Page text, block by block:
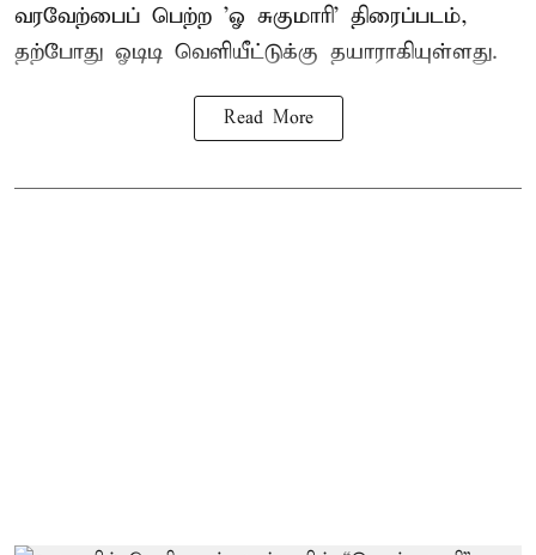
வரவேற்பைப் பெற்ற 'ஓ சுகுமாரி' திரைப்படம்,
தற்போது ஓடிடி வெளியீட்டுக்கு தயாராகியுள்ளது.
Read More